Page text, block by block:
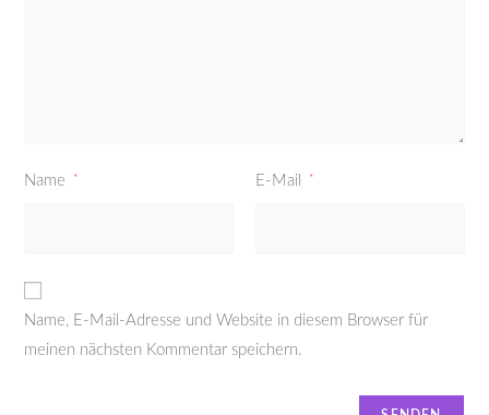
Name * E-Mail *
Name, E-Mail-Adresse und Website in diesem Browser für
meinen nächsten Kommentar speichern.